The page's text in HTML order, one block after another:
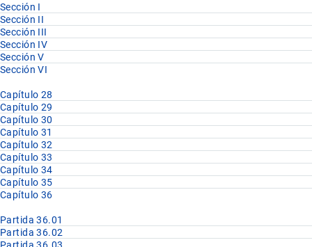
Sección I
Sección II
Sección III
Sección IV
Sección V
Sección VI
Capítulo 28
Capítulo 29
Capítulo 30
Capítulo 31
Capítulo 32
Capítulo 33
Capítulo 34
Capítulo 35
Capítulo 36
Partida 36.01
Partida 36.02